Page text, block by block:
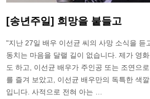
[송년주일] 희망을 붙들고
"지난 27일 배우 이선균 씨의 사망 소식을 듣
동치는 마음을 달랠 길이 없습니다. 제가 영
도 하고, 이선균 배우가 주인공 또는 조연으
를 즐겨 보았고, 이선균 배우만의 독특한 색
입니다. 사적으로 전혀 아는 …